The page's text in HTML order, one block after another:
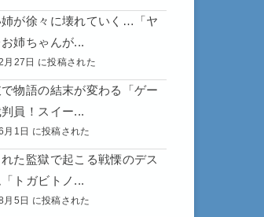
が徐々に壊れていく…「ヤ
姉ちゃんが...
月27日 に投稿された
物語の結末が変わる「ゲー
員！スイー...
月1日 に投稿された
た監獄で起こる戦慄のデス
トガビトノ...
月5日 に投稿された